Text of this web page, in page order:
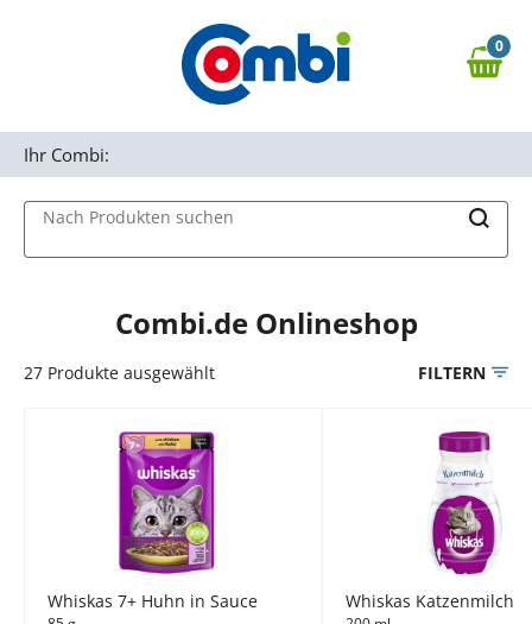
Zur Navigation springen
0,00 €
0
Nach Produkten suchen
Ihr Combi:
Combi.de Onlineshop
27 Produkte ausgewählt FILTERN
Whiskas 7+ Huhn in Sauce Whiskas Katzenmilch